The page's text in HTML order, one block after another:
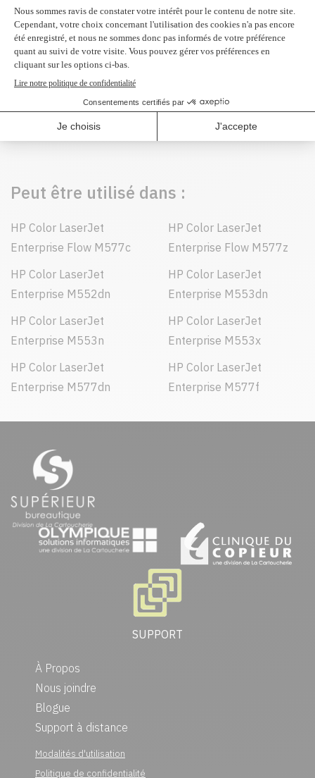
Réusiné supérieur en
remplacement du
CF360X
163,70 $)
Peut être utilisé dans :
HP Color LaserJet
Enterprise Flow M577c
HP Color LaserJet
Enterprise Flow M577z
HP Color LaserJet
Enterprise M552dn
HP Color LaserJet
Enterprise M553dn
HP Color LaserJet
Enterprise M553n
HP Color LaserJet
Enterprise M553x
HP Color LaserJet
Enterprise M577dn
HP Color LaserJet
Enterprise M577f
SUPPORT
À Propos
Nous joindre
Blogue
Support à distance
Modalités d'utilisation
Politique de confidentialité